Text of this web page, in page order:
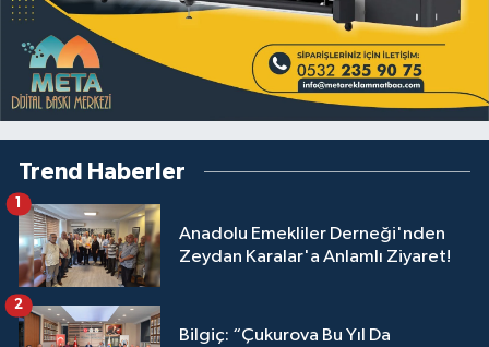
Trend Haberler
Anadolu Emekliler Derneği'nden
Zeydan Karalar'a Anlamlı Ziyaret!
1
Bilgiç: “Çukurova Bu Yıl Da
2